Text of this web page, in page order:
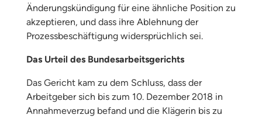
Änderungskündigung für eine ähnliche Position zu
akzeptieren, und dass ihre Ablehnung der
Prozessbeschäftigung widersprüchlich sei.
Das Urteil des Bundesarbeitsgerichts
Das Gericht kam zu dem Schluss, dass der
Arbeitgeber sich bis zum 10. Dezember 2018 in
Annahmeverzug befand und die Klägerin bis zu